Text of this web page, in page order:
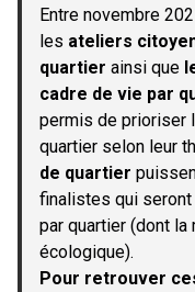
Entre novembre
les ateliers
quartier ainsi que
cadre de vie par
permis de prioriser
quartier selon leur
de quartier
finalistes qui
par quartier (dont la
écologique).
Pour retrouver